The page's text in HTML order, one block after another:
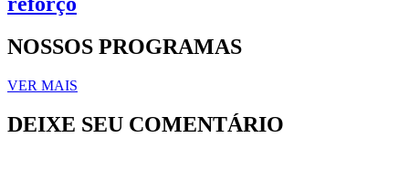
NOSSOS PROGRAMAS
VER MAIS
DEIXE SEU COMENTÁRIO